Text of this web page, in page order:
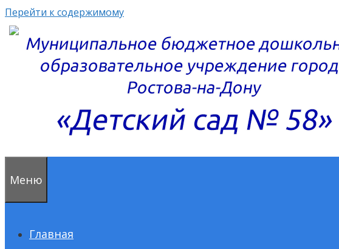
Перейти к содержимому
Меню
Главная